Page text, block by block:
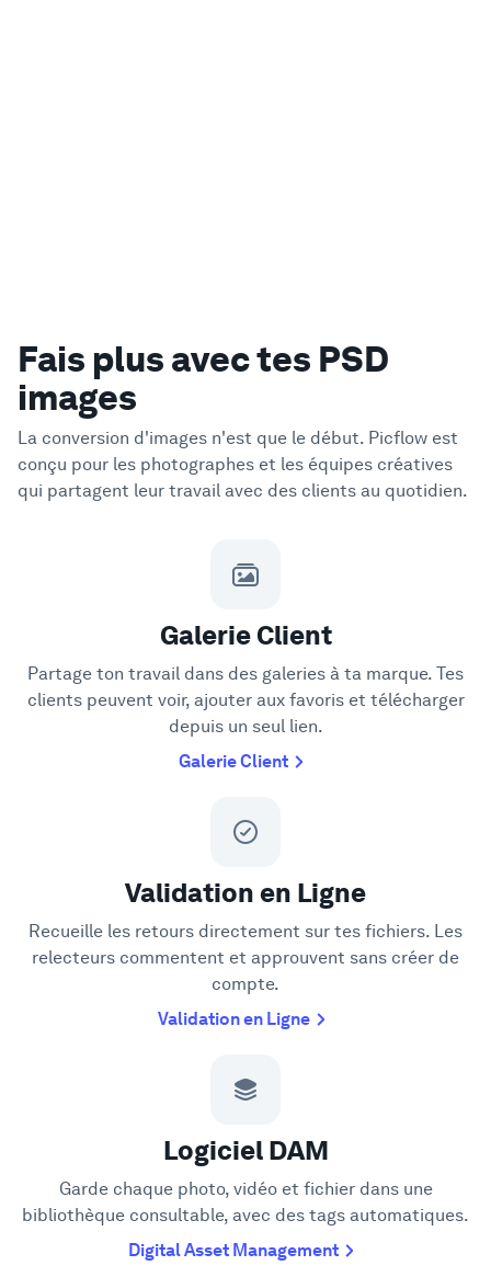
Fais plus avec tes PSD
images
La conversion d'images n'est que le début. Picflow est
conçu pour les photographes et les équipes créatives
qui partagent leur travail avec des clients au quotidien.
Galerie Client
Partage ton travail dans des galeries à ta marque. Tes
clients peuvent voir, ajouter aux favoris et télécharger
depuis un seul lien.
Galerie Client
Validation en Ligne
Recueille les retours directement sur tes fichiers. Les
relecteurs commentent et approuvent sans créer de
compte.
Validation en Ligne
Logiciel DAM
Garde chaque photo, vidéo et fichier dans une
bibliothèque consultable, avec des tags automatiques.
Digital Asset Management